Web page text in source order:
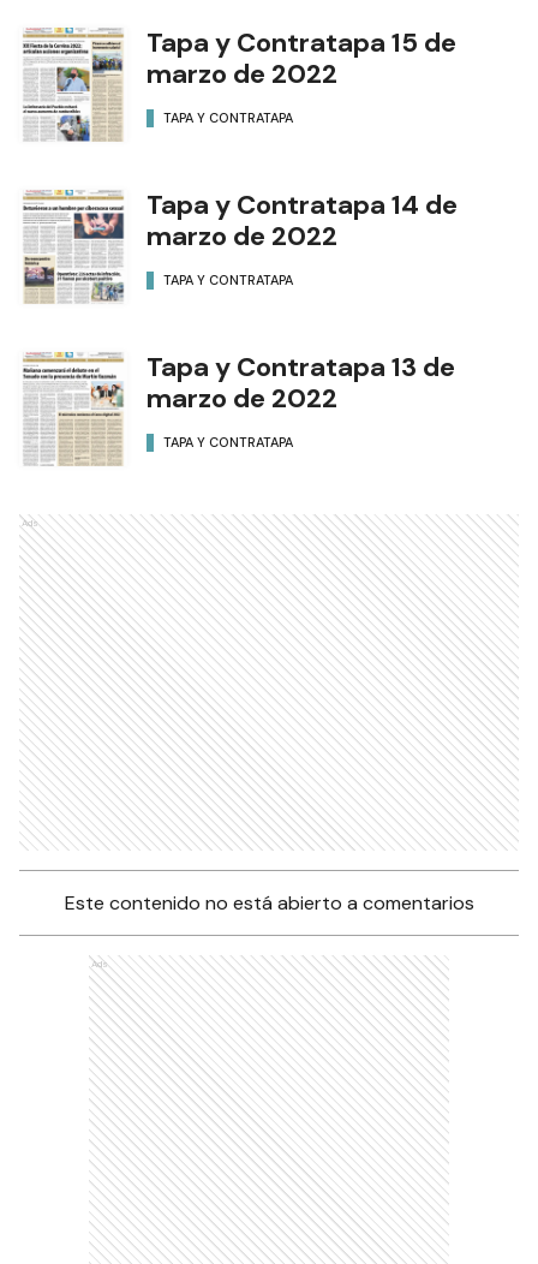
Tapa y Contratapa 15 de
marzo de 2022
TAPA Y CONTRATAPA
Tapa y Contratapa 14 de
marzo de 2022
TAPA Y CONTRATAPA
Tapa y Contratapa 13 de
marzo de 2022
TAPA Y CONTRATAPA
Ads
Este contenido no está abierto a comentarios
Ads